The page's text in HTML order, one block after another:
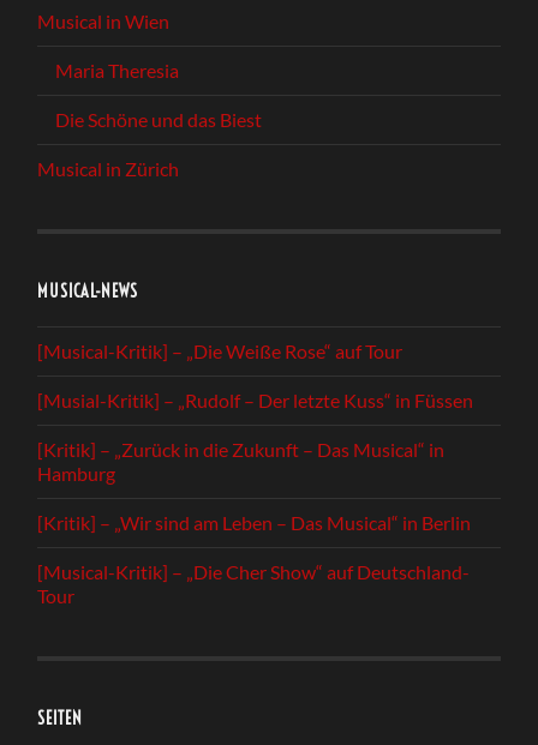
Musical in Wien
Maria Theresia
Die Schöne und das Biest
Musical in Zürich
MUSICAL-NEWS
[Musical-Kritik] – „Die Weiße Rose“ auf Tour
[Musial-Kritik] – „Rudolf – Der letzte Kuss“ in Füssen
[Kritik] – „Zurück in die Zukunft – Das Musical“ in
Hamburg
[Kritik] – „Wir sind am Leben – Das Musical“ in Berlin
[Musical-Kritik] – „Die Cher Show“ auf Deutschland-
Tour
SEITEN